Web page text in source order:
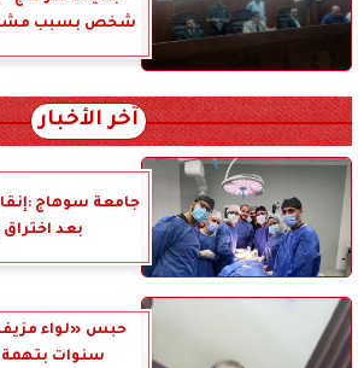
شخص بسبب
آخر الأخبار
جامعة سوهاج
بعد اختراق
سنوات